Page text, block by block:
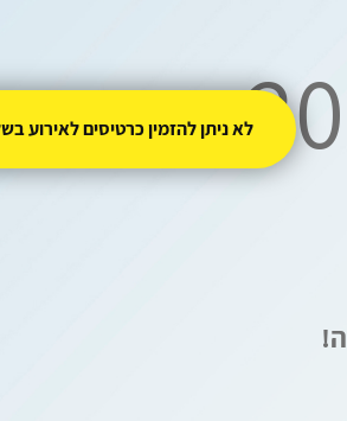
לא ניתן להזמין כרטיסים לאירוע